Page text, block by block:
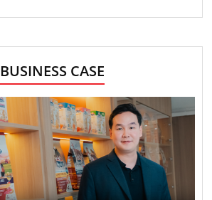
BUSINESS CASE